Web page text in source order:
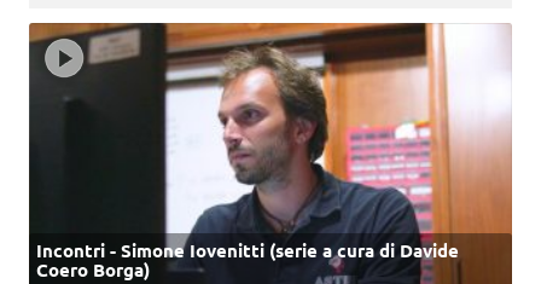
Incontri - Simone Iovenitti (serie a cura di Davide
Coero Borga)